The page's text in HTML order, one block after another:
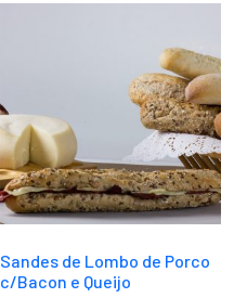
Sandes de Lombo de Porco
c/Bacon e Queijo